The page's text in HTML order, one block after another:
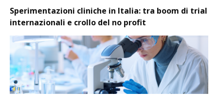
Sperimentazioni cliniche in Italia: tra boom di trial
internazionali e crollo del no profit